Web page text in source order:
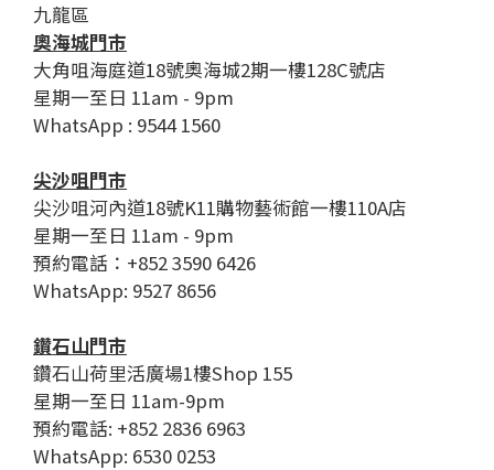
九龍區
奧海城門市
大角咀海庭道18號奧海城2期一樓128C號店
星期一至日 11am - 9pm
WhatsApp : 9544 1560
尖沙咀門市
尖沙咀河內道18號K11購物藝術館一樓110A店
星期一至日 11am - 9pm
預約電話：+852 3590 6426
WhatsApp: 9527 8656
鑽石山門市
鑽石山荷里活廣場1樓Shop 155
星期一至日 11am-9pm
預約電話: +852 2836 6963
WhatsApp: 6530 0253